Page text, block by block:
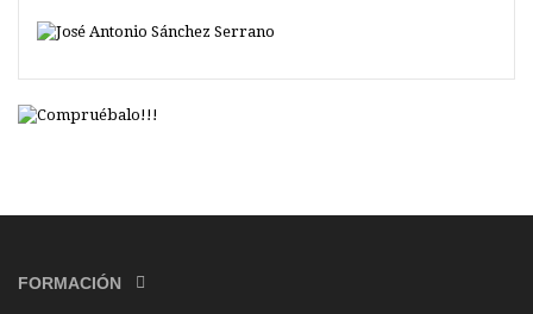
FORMACIÓN